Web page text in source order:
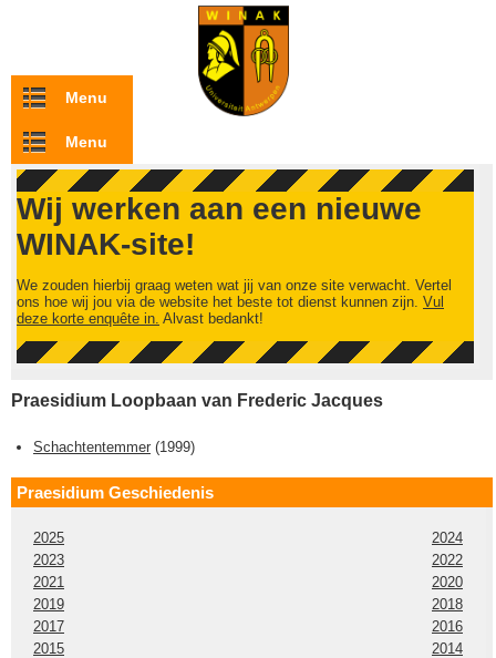
Overslaan en naar de inhoud gaan
Menu
Menu
Wij werken aan een nieuwe
WINAK-site!
We zouden hierbij graag weten wat jij van onze site verwacht. Vertel
ons hoe wij jou via de website het beste tot dienst kunnen zijn. Vul
deze korte enquête in. Alvast bedankt!
Praesidium Loopbaan van Frederic Jacques
Schachtentemmer (1999)
Praesidium Geschiedenis
2025
2024
2023
2022
2021
2020
2019
2018
2017
2016
2015
2014